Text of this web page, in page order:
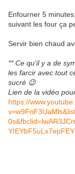
Enfourner 5
suivant les four ça
Servir bien chaud
** Ce qu'il y a de
les farcir avec tout
sucré 😉
Lien de la vidéo
https://